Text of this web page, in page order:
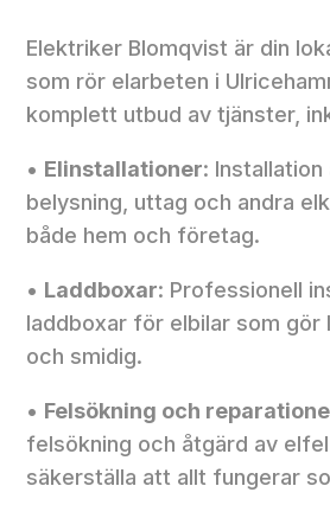
Elektriker Blomqvist är din
som rör elarbeten i
komplett utbud av tjänster,
• Elinstallationer: Installation
belysning, uttag och andra
både hem och företag.
• Laddboxar: Professionell
laddboxar för elbilar som gör
och smidig.
• Felsökning och
felsökning och åtgärd av
säkerställa att allt fungerar